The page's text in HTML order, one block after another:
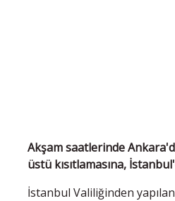
Akşam saatlerinde
üstü kısıtlamasına,
İstanbul Valiliğinden yapılan